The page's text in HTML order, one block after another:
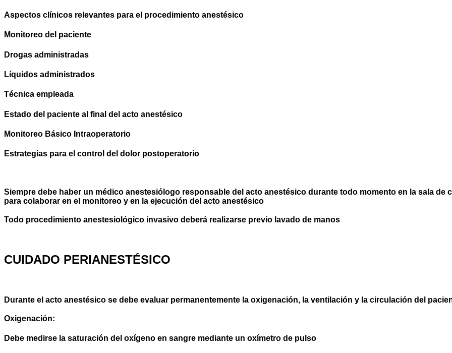
Aspectos clínicos relevantes para el procedimiento anestésico
Monitoreo del paciente
Drogas administradas
Líquidos administrados
Técnica empleada
Estado del paciente al final del acto anestésico
Monitoreo Básico Intraoperatorio
Estrategias para el control del dolor postoperatorio
Siempre debe haber un médico anestesiólogo responsable del acto anestésico durante todo momento en la sala
para colaborar en el monitoreo y en la ejecución del acto anestésico
Todo procedimiento anestesiológico invasivo deberá realizarse previo lavado de manos
CUIDADO PERIANESTÉSICO
Durante el acto anestésico se debe evaluar permanentemente la oxigenación, la ventilación y la circulación del
Oxigenación:
Debe medirse la saturación del oxígeno en sangre mediante un oxímetro de pulso